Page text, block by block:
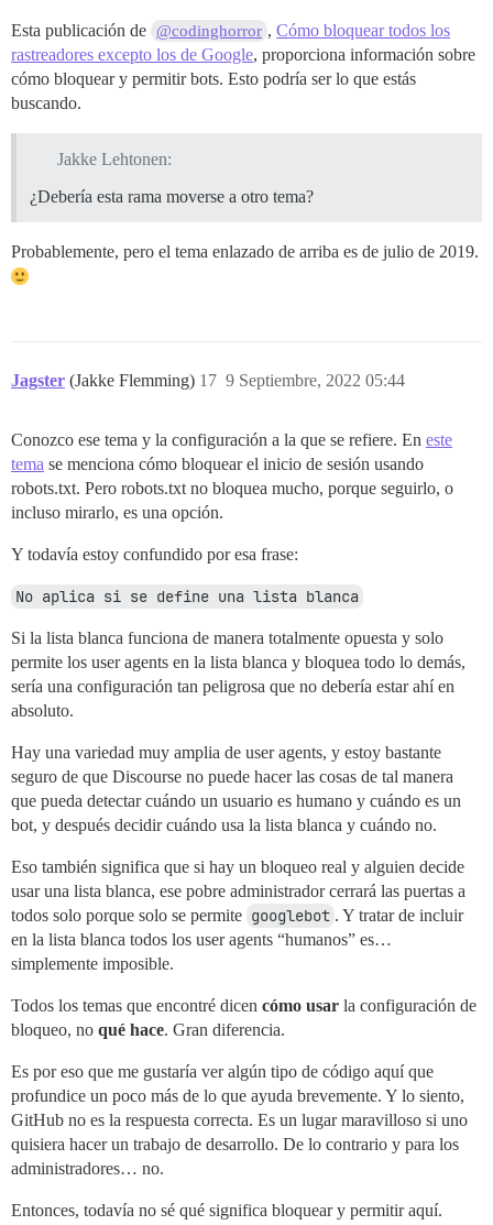
Esta publicación de @codinghorror ,Cómo bloquear todos los
rastreadores excepto los de Google, proporciona información sobre
cómo bloquear y permitir bots. Esto podría ser lo que estás
buscando.
Jakke Lehtonen:
¿Debería esta rama moverse a otro tema?
Probablemente, pero el tema enlazado de arriba es de julio de 2019.
Jagster (Jakke Flemming) 9 Septiembre, 2022 05:44
17
Conozco ese tema y la configuración a la que se refiere. En este
tema se menciona cómo bloquear el inicio de sesión usando
robots.txt. Pero robots.txt no bloquea mucho, porque seguirlo, o
incluso mirarlo, es una opción.
Y todavía estoy confundido por esa frase:
No aplica si se define una lista blanca
Si la lista blanca funciona de manera totalmente opuesta y solo
permite los user agents en la lista blanca y bloquea todo lo demás,
sería una configuración tan peligrosa que no debería estar ahí en
absoluto.
Hay una variedad muy amplia de user agents, y estoy bastante
seguro de que Discourse no puede hacer las cosas de tal manera
que pueda detectar cuándo un usuario es humano y cuándo es un
bot, y después decidir cuándo usa la lista blanca y cuándo no.
Eso también significa que si hay un bloqueo real y alguien decide
usar una lista blanca, ese pobre administrador cerrará las puertas a
todos solo porque solo se permite googlebot . Y tratar de incluir
en la lista blanca todos los user agents “humanos” es…
simplemente imposible.
Todos los temas que encontré dicen cómo usar la configuración de
bloqueo, no qué hace. Gran diferencia.
Es por eso que me gustaría ver algún tipo de código aquí que
profundice un poco más de lo que ayuda brevemente. Y lo siento,
GitHub no es la respuesta correcta. Es un lugar maravilloso si uno
quisiera hacer un trabajo de desarrollo. De lo contrario y para los
administradores… no.
Entonces, todavía no sé qué significa bloquear y permitir aquí.